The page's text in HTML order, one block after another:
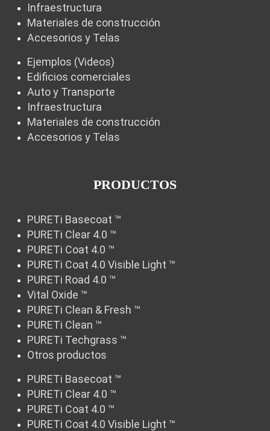
Infraestructura
Materiales de construcción
Accesorios y Telas
Ejemplos (Videos)
Edificios comerciales
Auto y Transporte
Infraestructura
Materiales de construcción
Accesorios y Telas
PRODUCTOS
PURETi Basecoat ™
PURETi Clear 4.0 ™
PURETi Coat 4.0 ™
PURETi Coat 4.0 Visible Light ™
PURETi Road 4.0 ™
Vital Oxide ™
PURETi Clean & Fresh ™
PURETi Clean ™
PURETi Techgrass ™
Otros productos
PURETi Basecoat ™
PURETi Clear 4.0 ™
PURETi Coat 4.0 ™
PURETi Coat 4.0 Visible Light ™